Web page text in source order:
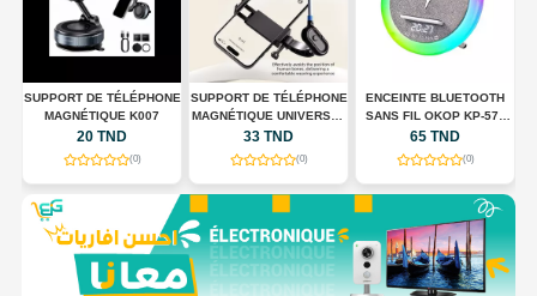
SUPPORT DE TÉLÉPHONE
MAGNÉTIQUE K007
20 TND
(0)
SUPPORT DE TÉLÉPHONE
MAGNÉTIQUE UNIVERSEL
POUR TOUR DE COU
FLEXIBLE
33 TND
(0)
ENCEINTE BLUETOOTH
SANS FIL OKOP KP-577
AVEC CHARGEUR SANS
FIL, HORLOGE LED ET
ÉCLAIRAGE RGB
65 TND
(0)